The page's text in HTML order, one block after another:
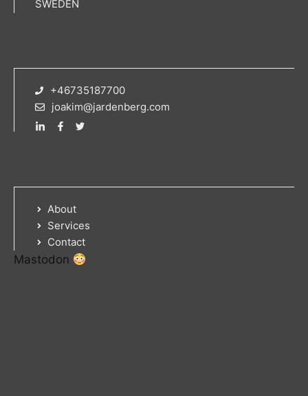
SWEDEN
+46735187700
joakim@jardenberg.com
About
Services
Contact
Mastodon